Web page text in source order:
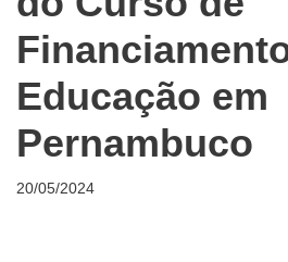
Educação em
Pernambuco
20/05/2024